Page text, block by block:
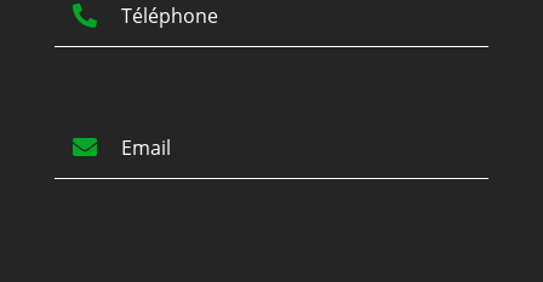
 Téléphone
 Email